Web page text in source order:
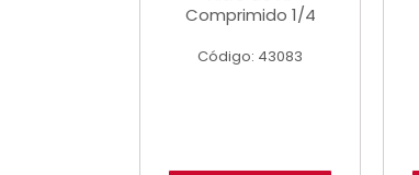
Comprimido 1/4
Código: 43083